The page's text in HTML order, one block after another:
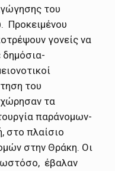
του
Προκειμένου
γονείς να
δημόσια-
του
τα
παράνομων-
στο πλαίσιο
στην Θράκη. Οι
ωστόσο, έβαλαν